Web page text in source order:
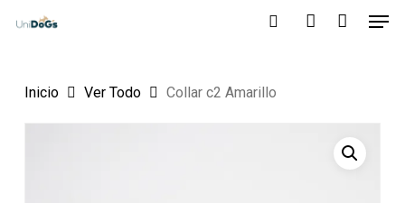
content
Inicio Ver Todo Collar c2 Amarillo